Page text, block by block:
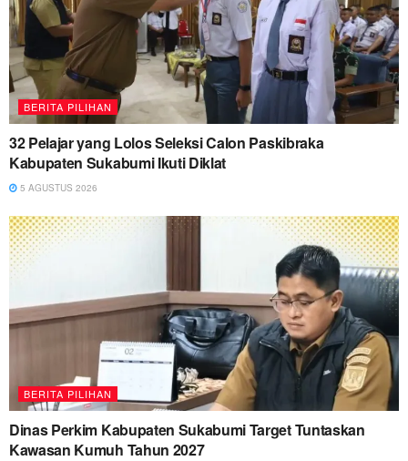
BERITA PILIHAN
32 Pelajar yang Lolos Seleksi Calon Paskibraka
Kabupaten Sukabumi Ikuti Diklat
5 AGUSTUS 2026
BERITA PILIHAN
Dinas Perkim Kabupaten Sukabumi Target Tuntaskan
Kawasan Kumuh Tahun 2027